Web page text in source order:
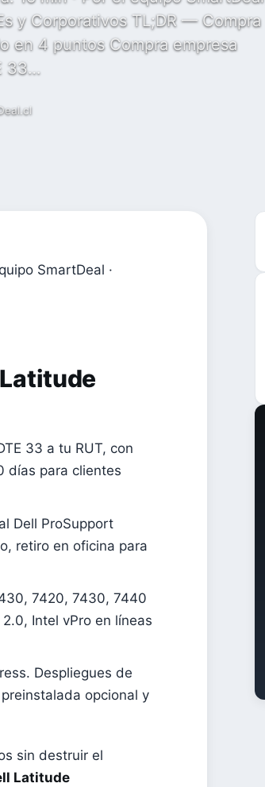
y Corporativos TL;DR — Compra
en 4 puntos Compra empresa
33…
SmartDeal ·
33 a tu RUT, con
días para clientes
Dell ProSupport
retiro en oficina para
7420, 7430, 7440
Intel vPro en líneas
Despliegues de
opcional y
sin destruir el
Latitude